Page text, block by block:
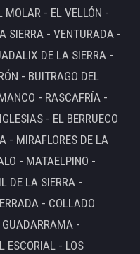
MOLAR - EL VELLÓN -
SIERRA - VENTURADA -
DE LA SIERRA -
- BUITRAGO DEL
- RASCAFRÍA -
- EL BERRUECO
- MIRAFLORES DE LA
- MATAELPINO -
DE LA SIERRA -
- COLLADO
-
ESCORIAL - LOS